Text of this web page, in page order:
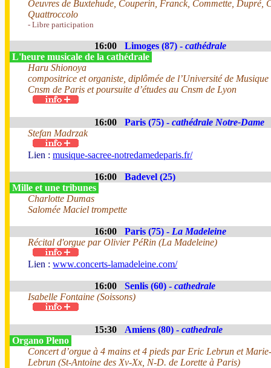
Oeuvres de Buxtehude, Couperin, Franck, Commette, Dupré,
Quattroccolo
- Libre participation
16:00 Limoges (87) - cathédrale
L'heure musicale de la cathédrale
Haru Shionoya
compositrice et organiste, diplômée de l’Université de Musique
Cnsm de Paris et poursuite d’études au Cnsm de Lyon
16:00 Paris (75) - cathédrale Notre-Dame
Stefan Madrzak
Lien : musique-sacree-notredamedeparis.fr/
16:00
Badevel (25)
Mille et une tribunes
Charlotte Dumas
Salomée Maciel trompette
16:00 Paris (75) - La Madeleine
Récital d'orgue par Olivier PéRin (La Madeleine)
Lien : www.concerts-lamadeleine.com/
16:00 Senlis (60) - cathedrale
Isabelle Fontaine (Soissons)
15:30 Amiens (80) - cathedrale
Organo Pleno
Concert d’orgue à 4 mains et 4 pieds par Eric Lebrun et
Lebrun (St-Antoine des Xv-Xx, N-D. de Lorette à Paris)